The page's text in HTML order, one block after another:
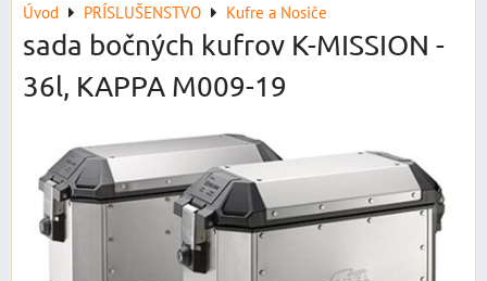
Úvod PRÍSLUŠENSTVO Kufre a Nosiče
sada bočných kufrov K-MISSION -
36l, KAPPA M009-19